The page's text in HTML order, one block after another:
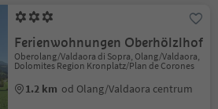
Ferienwohnungen Oberhölzlhof
Oberolang/Valdaora di Sopra, Olang/Valdaora,
Dolomites Region Kronplatz/Plan de Corones
1.2 km od Olang/Valdaora centrum